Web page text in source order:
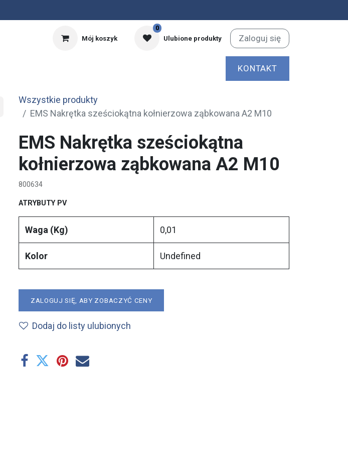
Mój koszyk
0
Ulubione produkty
Zaloguj się
KONTAKT
Wszystkie produkty
EMS Nakrętka sześciokątna kołnierzowa ząbkowana A2 M10
EMS Nakrętka sześciokątna
kołnierzowa ząbkowana A2 M10
800634
ATRYBUTY PV
Waga (Kg) 0,01
Kolor Undefined
ZALOGUJ SIĘ, ABY ZOBACZYĆ CENY
Dodaj do listy ulubionych